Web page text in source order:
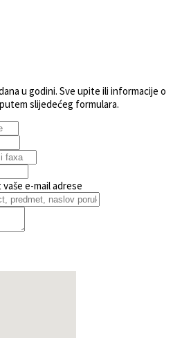
u godini. Sve upite ili informacije o
slijedećeg formulara.
e-mail adrese